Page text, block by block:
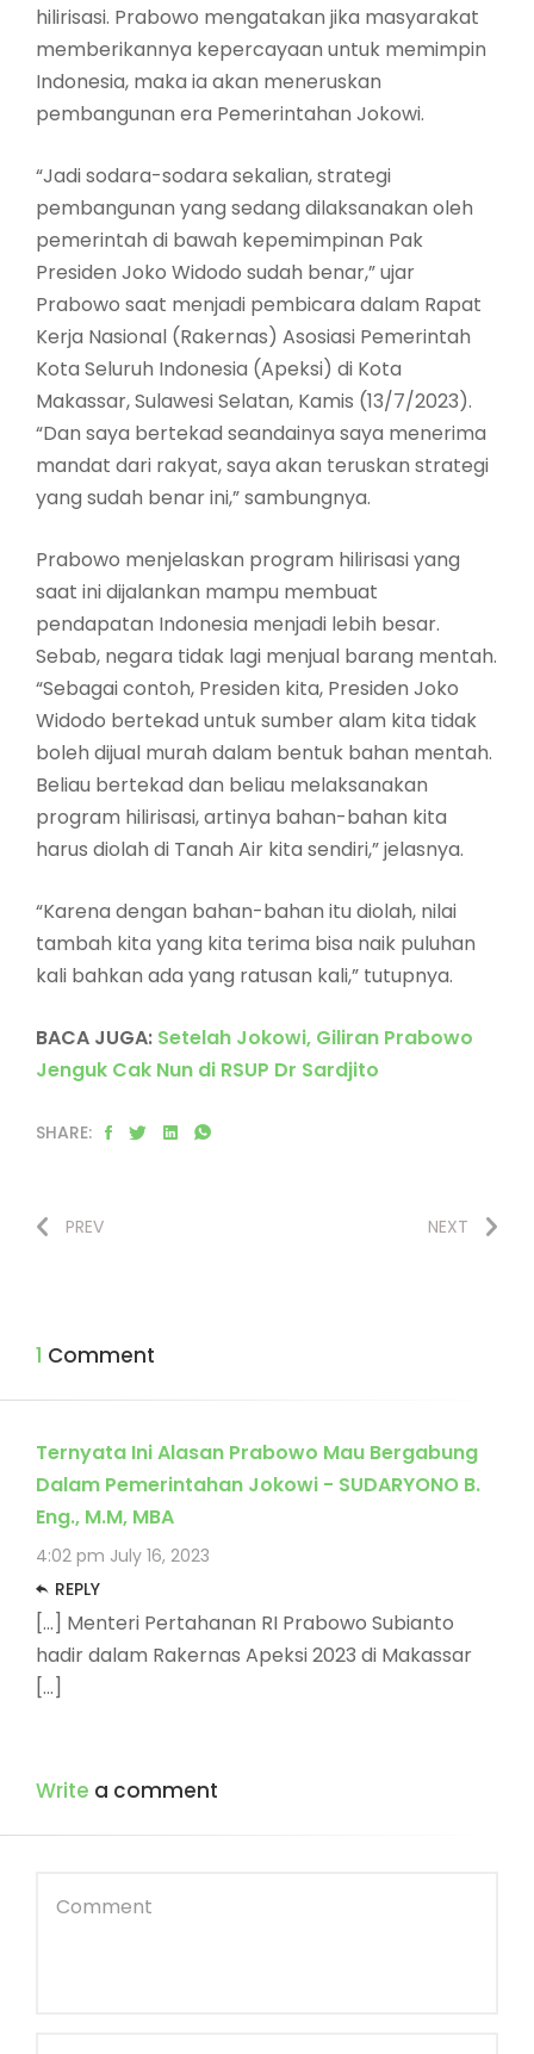
hilirisasi. Prabowo mengatakan jika masyarakat
memberikannya kepercayaan untuk memimpin
Indonesia, maka ia akan meneruskan
pembangunan era Pemerintahan Jokowi.
“Jadi sodara-sodara sekalian, strategi
pembangunan yang sedang dilaksanakan oleh
pemerintah di bawah kepemimpinan Pak
Presiden Joko Widodo sudah benar,” ujar
Prabowo saat menjadi pembicara dalam Rapat
Kerja Nasional (Rakernas) Asosiasi Pemerintah
Kota Seluruh Indonesia (Apeksi) di Kota
Makassar, Sulawesi Selatan, Kamis (13/7/2023).
“Dan saya bertekad seandainya saya menerima
mandat dari rakyat, saya akan teruskan strategi
yang sudah benar ini,” sambungnya.
Prabowo menjelaskan program hilirisasi yang
saat ini dijalankan mampu membuat
pendapatan Indonesia menjadi lebih besar.
Sebab, negara tidak lagi menjual barang mentah.
“Sebagai contoh, Presiden kita, Presiden Joko
Widodo bertekad untuk sumber alam kita tidak
boleh dijual murah dalam bentuk bahan mentah.
Beliau bertekad dan beliau melaksanakan
program hilirisasi, artinya bahan-bahan kita
harus diolah di Tanah Air kita sendiri,” jelasnya.
“Karena dengan bahan-bahan itu diolah, nilai
tambah kita yang kita terima bisa naik puluhan
kali bahkan ada yang ratusan kali,” tutupnya.
BACA JUGA: Setelah Jokowi, Giliran Prabowo
Jenguk Cak Nun di RSUP Dr Sardjito
SHARE:
PREV NEXT
1 Comment
Ternyata Ini Alasan Prabowo Mau Bergabung
Dalam Pemerintahan Jokowi - SUDARYONO B.
Eng., M.M, MBA
4:02 pm July 16, 2023
REPLY
[…] Menteri Pertahanan RI Prabowo Subianto
hadir dalam Rakernas Apeksi 2023 di Makassar
[…]
Write a comment